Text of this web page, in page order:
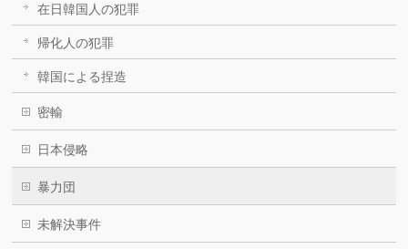
在日韓国人の犯罪
帰化人の犯罪
韓国による捏造
密輸
日本侵略
暴力団
未解決事件